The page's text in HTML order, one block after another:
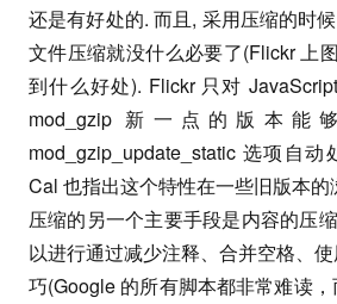
还是有好处的. 而且, 采用压缩的时
文件压缩就没什么必要了(Flickr 上
到什么好处). Flickr 只对
mod_gzip 新一点的版本能
mod_gzip_update_static 选项自
Cal 也指出这个特性在一些旧版本的
压缩的另一个主要手段是内容的压
以进行通过减少注释、合并空格、
巧(Google 的所有脚本都非常难读